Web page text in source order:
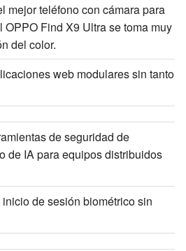
mejor teléfono con cámara para
OPPO Find X9 Ultra se toma muy
del color.
web modulares sin tanto
de seguridad de
de IA para equipos distribuidos
de sesión biométrico sin